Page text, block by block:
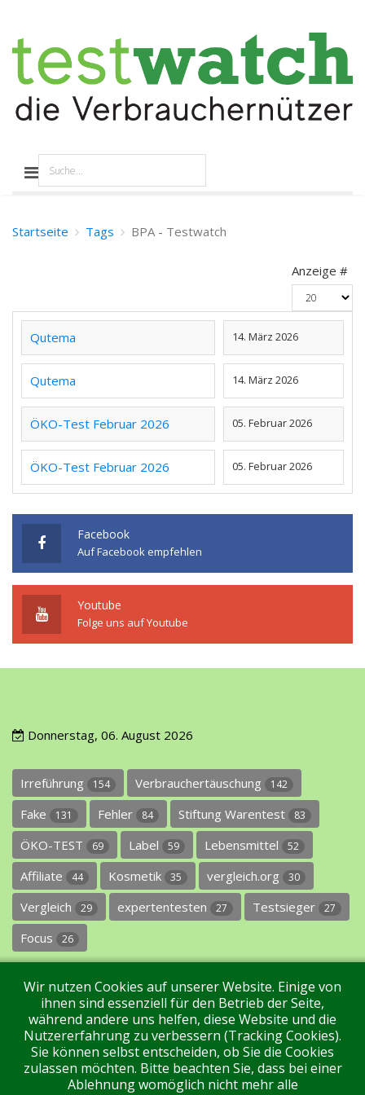
Startseite Tags BPA - Testwatch
Anzeige #
Qutema 14. März 2026
Qutema 14. März 2026
ÖKO-Test Februar 2026 05. Februar 2026
ÖKO-Test Februar 2026 05. Februar 2026
Facebook
Auf Facebook empfehlen
Youtube
Folge uns auf Youtube
Donnerstag, 06. August 2026
Irreführung 154 Verbrauchertäuschung 142
Fake 131 Fehler 84 Stiftung Warentest 83
ÖKO-TEST 69 Label 59 Lebensmittel 52
Affiliate 44 Kosmetik 35 vergleich.org 30
Vergleich 29 expertentesten 27 Testsieger 27
Focus 26
Impressum Datenschutz Über uns Kontakt
Wir nutzen Cookies auf unserer Website. Einige von
ihnen sind essenziell für den Betrieb der Seite,
während andere uns helfen, diese Website und die
Nutzererfahrung zu verbessern (Tracking Cookies).
Sie können selbst entscheiden, ob Sie die Cookies
zulassen möchten. Bitte beachten Sie, dass bei einer
Ablehnung womöglich nicht mehr alle